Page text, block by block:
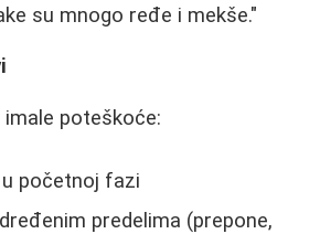
su mnogo ređe i mekše."
poteškoće:
početnoj fazi
predelima (prepone,